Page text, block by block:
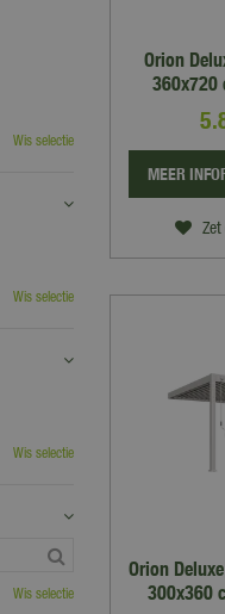
Orion
360x720
Zet
MEER
Orion
300x360
Wis selectie
Wis selectie
Wis selectie
Wis selectie